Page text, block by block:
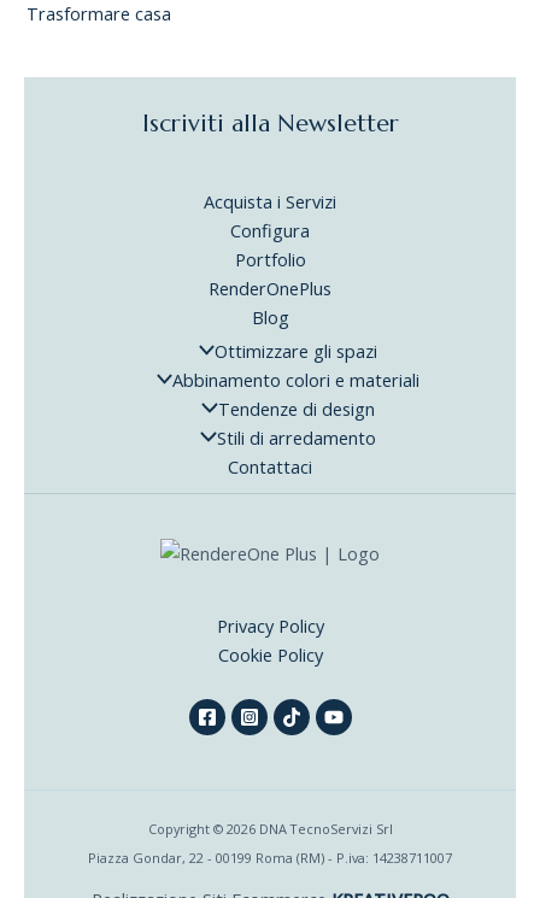
Trasformare casa
Iscriviti alla Newsletter
Acquista i Servizi
Configura
Portfolio
RenderOnePlus
Blog
Ottimizzare gli spazi
Abbinamento colori e materiali
Tendenze di design
Stili di arredamento
Contattaci
Privacy Policy
Cookie Policy
Copyright © 2026 DNA TecnoServizi Srl
Piazza Gondar, 22 - 00199 Roma (RM) - P.iva: 14238711007